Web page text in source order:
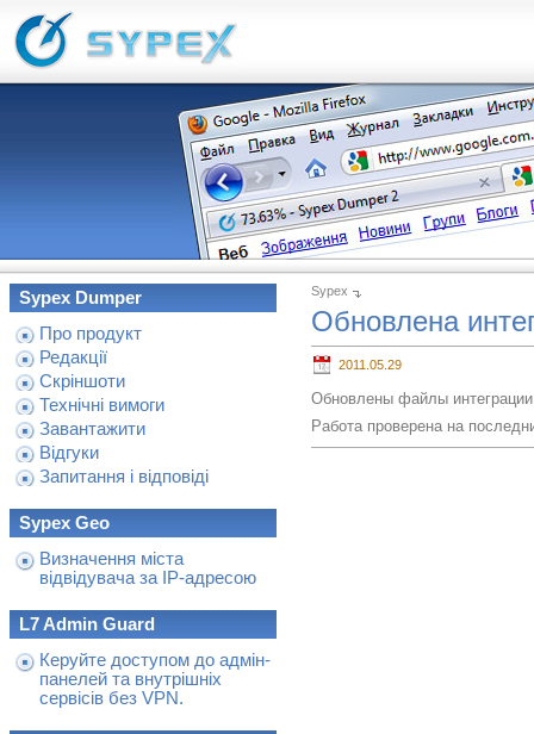
Sypex
Обновлена
2011.05.29
Обновлены файлы
Работа проверена на
Sypex Dumper
Про продукт
Редакції
Скріншоти
Технічні вимоги
Завантажити
Відгуки
Запитання і відповіді
Sypex Geo
Визначення міста
відвідувача за IP-адресою
L7 Admin Guard
Керуйте доступом до адмін-
панелей та внутрішніх
сервісів без VPN.